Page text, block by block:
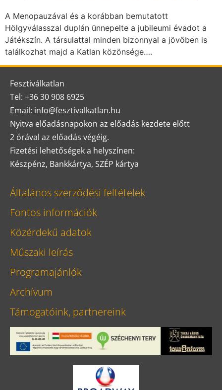
A Menopauzával és a korábban bemutatott
Hölgyválasszal duplán ünnepelte a jubileumi évadot a
Játékszín. A társulattal minden bizonnyal a jövőben is
találkozhat majd a Katlan közönsége….
Fesztiválkatlan
Tel: +36 30 908 6925
Email: info@fesztivalkatlan.hu
Nyitva előadásnapokon az előadás kezdete előtt
2 órával az előadás végéig.
Fizetési lehetőségek a helyszínen:
Készpénz, Bankkártya, SZÉP kártya
Általános szerződési feltételek
Fontos információk
Közérdekű adatok
Műszaki leírás
Programajánlók
Archívum
Támogatóink, partnereink